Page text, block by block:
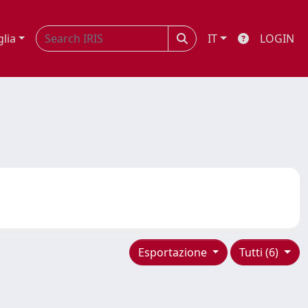
IT LOGIN
Tutti (6)
Esportazione